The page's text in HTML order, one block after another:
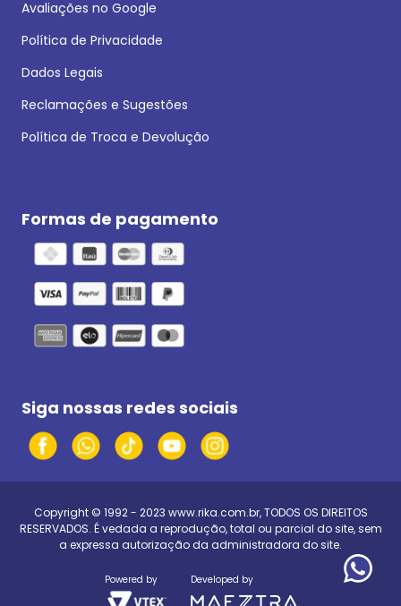
Avaliações no Google
Política de Privacidade
Dados Legais
Reclamações e Sugestões
Política de Troca e Devolução
Formas de pagamento
Siga nossas redes sociais
Copyright © 1992 - 2023 www.rika.com.br, TODOS OS DIREITOS
RESERVADOS. É vedada a reprodução, total ou parcial do site, sem
a expressa autorização da administradora do site.
Powered by Developed by